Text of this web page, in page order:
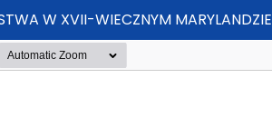
W XVII-WIECZNYM MARYLANDZIE